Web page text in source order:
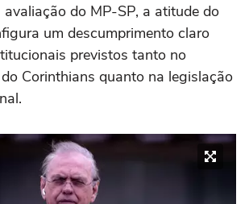
avaliação do MP-SP, a atitude do
um descumprimento claro
previstos tanto no
Corinthians quanto na legislação